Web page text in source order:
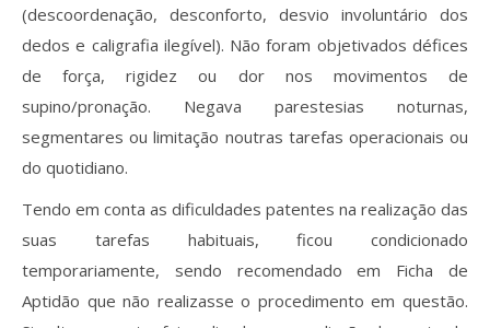
(descoordenação, desconforto, desvio involuntário dos
dedos e caligrafia ilegível). Não foram objetivados défices
de força, rigidez ou dor nos movimentos de
supino/pronação. Negava parestesias noturnas,
segmentares ou limitação noutras tarefas operacionais ou
do quotidiano.
Tendo em conta as dificuldades patentes na realização das
suas tarefas habituais, ficou condicionado
temporariamente, sendo recomendado em Ficha de
Aptidão que não realizasse o procedimento em questão.